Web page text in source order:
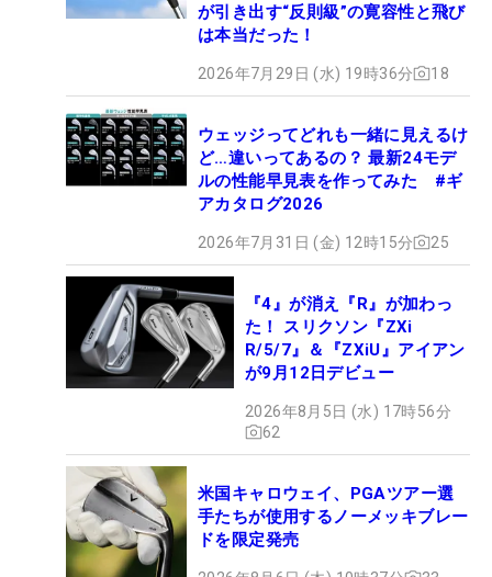
が引き出す“反則級”の寛容性と飛び
は本当だった！
2026年7月29日 (水) 19時36分 18
ウェッジってどれも一緒に見えるけ
ど…違いってあるの？ 最新24モデ
ルの性能早見表を作ってみた #ギ
アカタログ2026
2026年7月31日 (金) 12時15分 25
『4』が消え『R』が加わっ
た！ スリクソン『ZXi
R/5/7』＆『ZXiU』アイアン
が9月12日デビュー
2026年8月5日 (水) 17時56分
62
米国キャロウェイ、PGAツアー選
手たちが使用するノーメッキブレー
ドを限定発売